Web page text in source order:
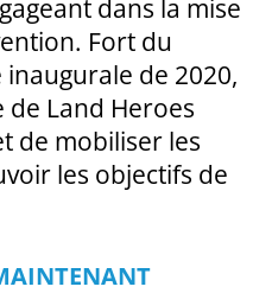
dans la mise
Fort du
de 2020,
Land Heroes
de mobiliser les
les objectifs de